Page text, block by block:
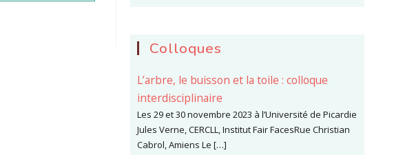
Colloques
L’arbre, le buisson et la toile : colloque
interdisciplinaire
Les 29 et 30 novembre 2023 à l’Université de Picardie
Jules Verne, CERCLL, Institut Fair FacesRue Christian
Cabrol, Amiens Le […]